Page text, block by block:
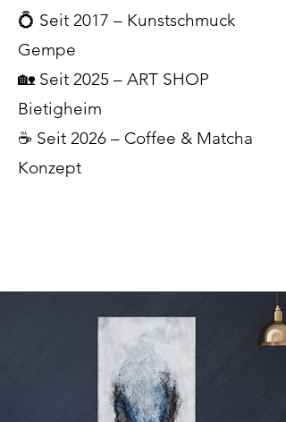
💍 Seit 2017 – Kunstschmuck
Gempe
🏡 Seit 2025 – ART SHOP
Bietigheim
☕ Seit 2026 – Coffee & Matcha
Konzept